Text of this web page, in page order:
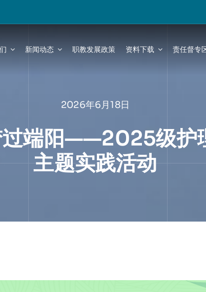
新闻动态 职教发展政策 资料下载 责任督专
2026年6月18日
过端阳——2025级护
主题实践活动